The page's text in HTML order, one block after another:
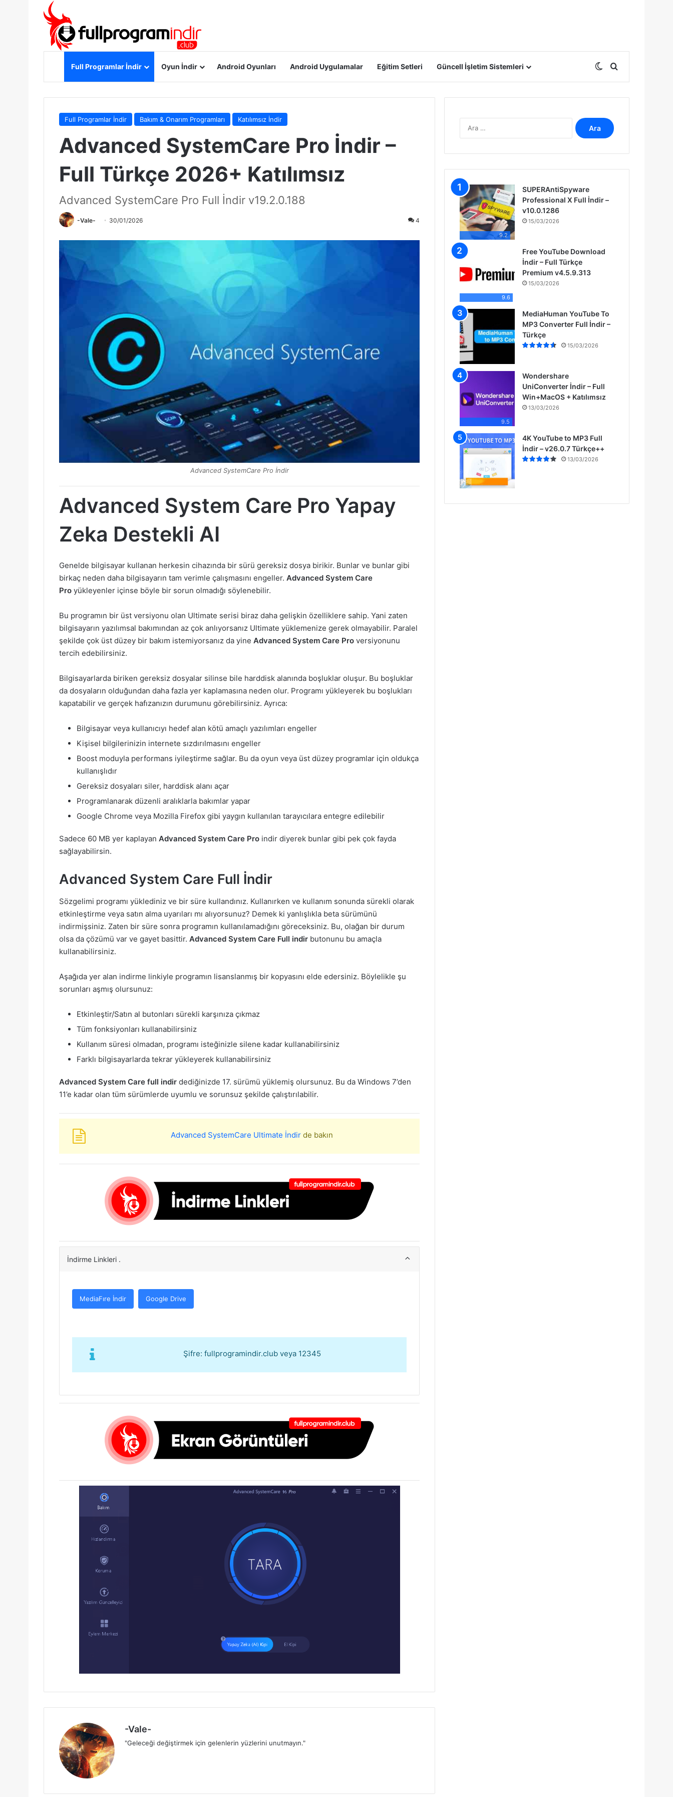
Anasayfa
Full Programlar İndir Oyun İndir Android Oyunları Android Uygulamalar Eğitim Setleri Güncell İşletim Sistemleri Dış görünümü
Full Programlar İndir Bakım & Onarım Programları Katılımsız İndir
Advanced SystemCare Pro İndir –
Full Türkçe 2026+ Katılımsız
Advanced SystemCare Pro Full İndir v19.2.0.188
-Vale- 30/01/2026 4
Advanced SystemCare Pro İndir
Advanced System Care Pro Yapay
Zeka Destekli AI
Genelde bilgisayar kullanan herkesin cihazında bir sürü gereksiz dosya birikir. Bunlar ve bunlar gibi
birkaç neden daha bilgisayarın tam verimle çalışmasını engeller. Advanced System Care
Pro yükleyenler içinse böyle bir sorun olmadığı söylenebilir.
Bu programın bir üst versiyonu olan Ultimate serisi biraz daha gelişkin özelliklere sahip. Yani zaten
bilgisayarın yazılımsal bakımından az çok anlıyorsanız Ultimate yüklemenize gerek olmayabilir. Paralel
şekilde çok üst düzey bir bakım istemiyorsanız da yine Advanced System Care Pro versiyonunu
tercih edebilirsiniz.
Bilgisayarlarda biriken gereksiz dosyalar silinse bile harddisk alanında boşluklar oluşur. Bu boşluklar
da dosyaların olduğundan daha fazla yer kaplamasına neden olur. Programı yükleyerek bu boşlukları
kapatabilir ve gerçek hafızanızın durumunu görebilirsiniz. Ayrıca:
Bilgisayar veya kullanıcıyı hedef alan kötü amaçlı yazılımları engeller
Kişisel bilgilerinizin internete sızdırılmasını engeller
Boost moduyla performans iyileştirme sağlar. Bu da oyun veya üst düzey programlar için oldukça
kullanışlıdır
Gereksiz dosyaları siler, harddisk alanı açar
Programlanarak düzenli aralıklarla bakımlar yapar
Google Chrome veya Mozilla Firefox gibi yaygın kullanılan tarayıcılara entegre edilebilir
Sadece 60 MB yer kaplayan Advanced System Care Pro indir diyerek bunlar gibi pek çok fayda
sağlayabilirsin.
Advanced System Care Full İndir
Sözgelimi programı yüklediniz ve bir süre kullandınız. Kullanırken ve kullanım sonunda sürekli olarak
etkinleştirme veya satın alma uyarıları mı alıyorsunuz? Demek ki yanlışlıkla beta sürümünü
indirmişsiniz. Zaten bir süre sonra programın kullanılamadığını göreceksiniz. Bu, olağan bir durum
olsa da çözümü var ve gayet basittir. Advanced System Care Full indir butonunu bu amaçla
kullanabilirsiniz.
Aşağıda yer alan indirme linkiyle programın lisanslanmış bir kopyasını elde edersiniz. Böylelikle şu
sorunları aşmış olursunuz:
Etkinleştir/Satın al butonları sürekli karşınıza çıkmaz
Tüm fonksiyonları kullanabilirsiniz
Kullanım süresi olmadan, programı isteğinizle silene kadar kullanabilirsiniz
Farklı bilgisayarlarda tekrar yükleyerek kullanabilirsiniz
Advanced System Care full indir dediğinizde 17. sürümü yüklemiş olursunuz. Bu da Windows 7’den
11’e kadar olan tüm sürümlerde uyumlu ve sorunsuz şekilde çalıştırılabilir.
Advanced SystemCare Ultimate İndir de bakın
İndirme Linkleri .
MediaFıre İndir Google Drive
Şifre: fullprogramindir.club veya 12345
-Vale-
"Geleceği değiştirmek için gelenlerin yüzlerini unutmayın."
A
m
9.2
SUPERAntiSpyware
Professional X Full İndir –
v10.0.1286
15/03/2026
9.6
Free YouTube Download
İndir – Full Türkçe
Premium v4.5.9.313
15/03/2026
MediaHuman YouTube To
MP3 Converter Full İndir –
Türkçe
15/03/2026
9.5
Wondershare
UniConverter İndir – Full
Win+MacOS + Katılımsız
13/03/2026
4K YouTube to MP3 Full
İndir – v26.0.7 Türkçe++
13/03/2026